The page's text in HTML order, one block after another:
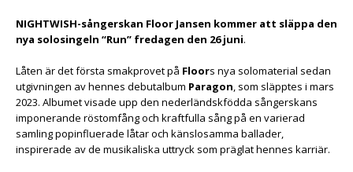
NIGHTWISH-sångerskan Floor Jansen kommer att släppa den
nya solosingeln “Run” fredagen den 26 juni.
Låten är det första smakprovet på Floors nya solomaterial sedan
utgivningen av hennes debutalbum Paragon, som släpptes i mars
2023. Albumet visade upp den nederländskfödda sångerskans
imponerande röstomfång och kraftfulla sång på en varierad
samling popinfluerade låtar och känslosamma ballader,
inspirerade av de musikaliska uttryck som präglat hennes karriär.